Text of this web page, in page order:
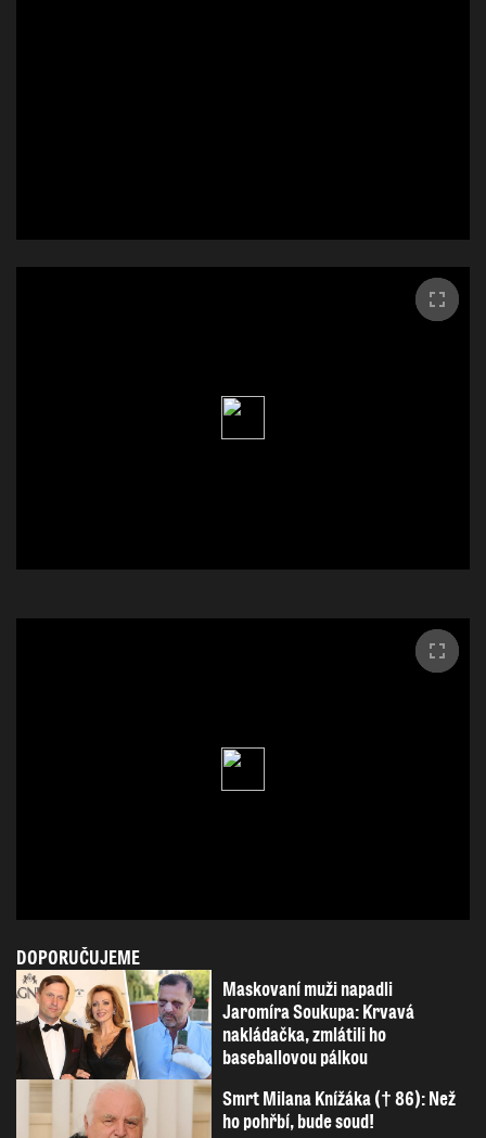
DOPORUČUJEME
Maskovaní muži napadli
Jaromíra Soukupa: Krvavá
nakládačka, zmlátili ho
baseballovou pálkou
Smrt Milana Knížáka († 86): Než
ho pohřbí, bude soud!